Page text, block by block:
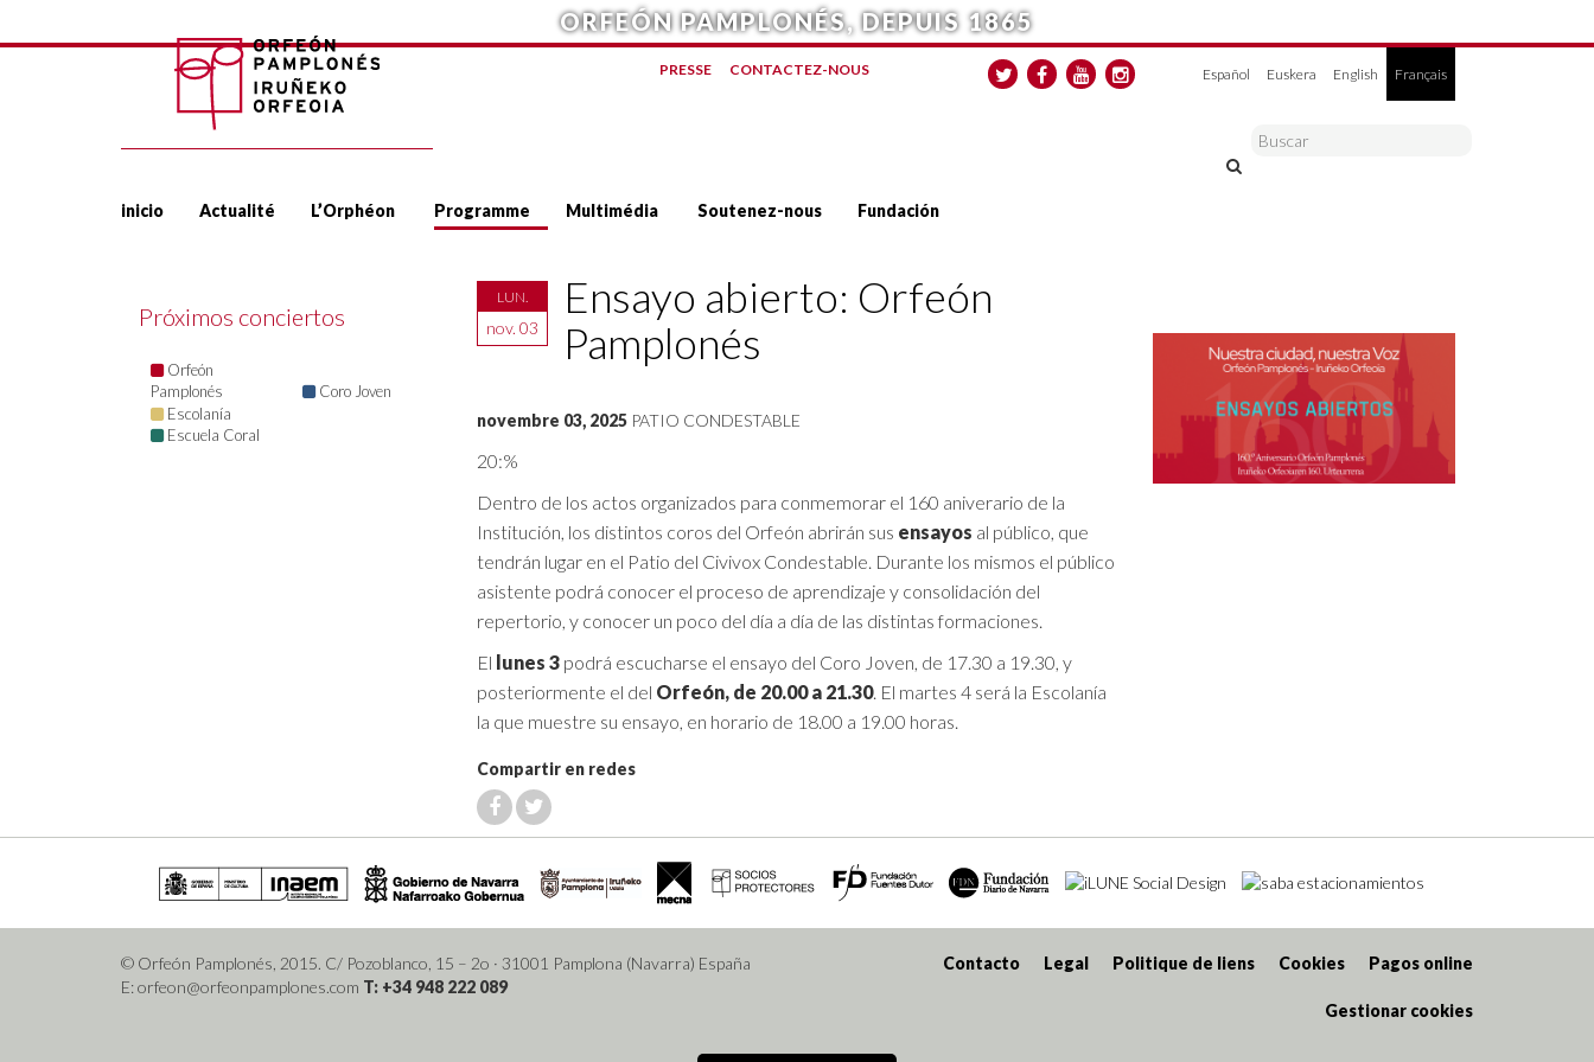
ORFEÓN PAMPLONÉS, DEPUIS 1865
Español Euskera English Français
PRESSE CONTACTEZ-NOUS
inicio Actualité L’Orphéon Programme Multimédia Soutenez-nous Fundación
LUN.
nov. 03
Ensayo abierto: Orfeón
Pamplonés
novembre 03, 2025 PATIO CONDESTABLE
20:%
Dentro de los actos organizados para conmemorar el 160 aniverario de la
Institución, los distintos coros del Orfeón abrirán sus ensayos al público, que
tendrán lugar en el Patio del Civivox Condestable. Durante los mismos el público
asistente podrá conocer el proceso de aprendizaje y consolidación del
repertorio, y conocer un poco del día a día de las distintas formaciones.
El lunes 3 podrá escucharse el ensayo del Coro Joven, de 17.30 a 19.30, y
posteriormente el del Orfeón, de 20.00 a 21.30. El martes 4 será la Escolanía
la que muestre su ensayo, en horario de 18.00 a 19.00 horas.
Compartir en redes
Próximos conciertos
Orfeón
Pamplonés
Coro Joven
Escolanía
Escuela Coral
© Orfeón Pamplonés, 2015. C/ Pozoblanco, 15 – 2o · 31001 Pamplona (Navarra) España
E: orfeon@orfeonpamplones.com T: +34 948 222 089
Contacto Legal Politique de liens Cookies Pagos online
Gestionar cookies